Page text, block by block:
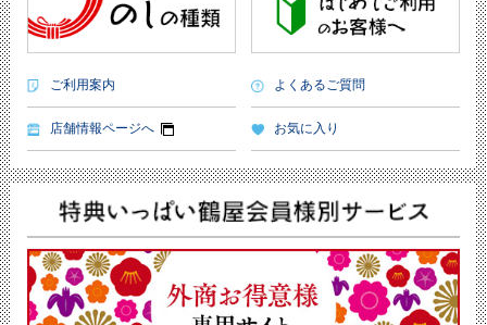
ご利用案内 よくあるご質問
店舗情報ページへ お気に入り